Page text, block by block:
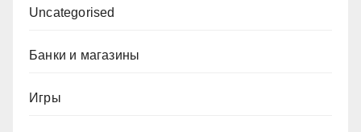
Uncategorised
Банки и магазины
Игры